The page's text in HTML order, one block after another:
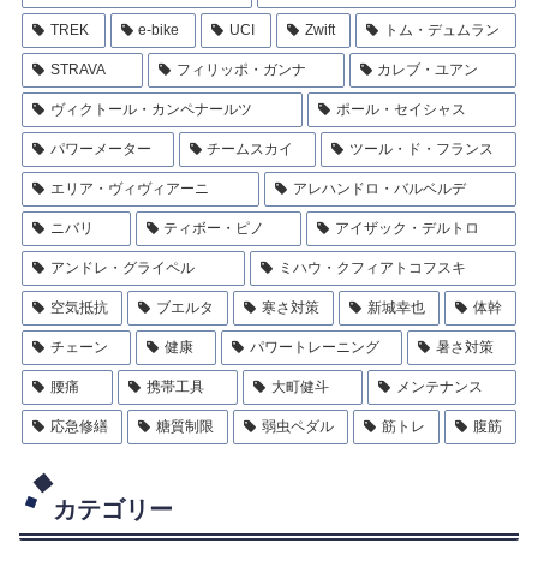
TREK e-bike UCI Zwift トム・デュムラン
STRAVA フィリッポ・ガンナ カレブ・ユアン
ヴィクトール・カンペナールツ ポール・セイシャス
パワーメーター チームスカイ ツール・ド・フランス
エリア・ヴィヴィアーニ アレハンドロ・バルベルデ
ニバリ ティボー・ピノ アイザック・デルトロ
アンドレ・グライペル ミハウ・クフィアトコフスキ
空気抵抗 ブエルタ 寒さ対策 新城幸也 体幹
チェーン 健康 パワートレーニング 暑さ対策
腰痛 携帯工具 大町健斗 メンテナンス
応急修繕 糖質制限 弱虫ペダル 筋トレ 腹筋
カテゴリー